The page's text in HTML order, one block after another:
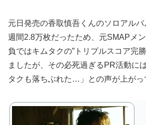
元日発売の香取慎吾くんのソロアル
週間2.8万枚だったため、元SMAPメ
負ではキムタクの”トリプルスコア完
ましたが、その必死過ぎるPR活動に
タクも落ちぶれた…」との声が上がっ